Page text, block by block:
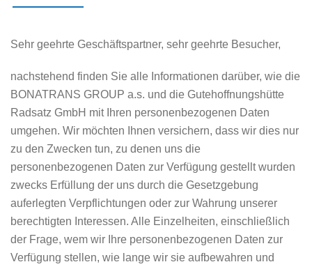
Sehr geehrte Geschäftspartner, sehr geehrte Besucher,
nachstehend finden Sie alle Informationen darüber, wie die
BONATRANS GROUP a.s. und die Gutehoffnungshütte
Radsatz GmbH mit Ihren personenbezogenen Daten
umgehen. Wir möchten Ihnen versichern, dass wir dies nur
zu den Zwecken tun, zu denen uns die
personenbezogenen Daten zur Verfügung gestellt wurden
zwecks Erfüllung der uns durch die Gesetzgebung
auferlegten Verpflichtungen oder zur Wahrung unserer
berechtigten Interessen. Alle Einzelheiten, einschließlich
der Frage, wem wir Ihre personenbezogenen Daten zur
Verfügung stellen, wie lange wir sie aufbewahren und